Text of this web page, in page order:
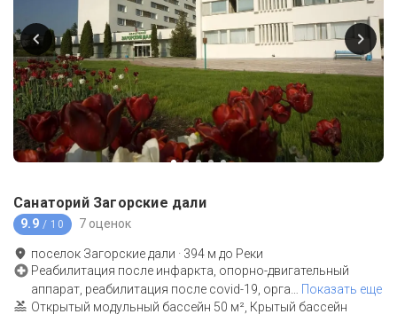
Санаторий Загорские дали
9.9 / 10 7 оценок
поселок Загорские дали · 394 м до Реки
Реабилитация после инфаркта, опорно-двигательный
аппарат, реабилитация после covid-19, орга
Показать еще
Открытый модульный бассейн 50 м², Крытый бассейн